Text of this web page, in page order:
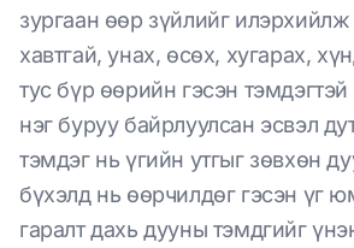
зургаан өөр зүйлийг
хавтгай, унах, өсөх, хугарах,
тус бүр өөрийн гэсэн
нэг буруу байрлуулсан эсвэл
тэмдэг нь үгийн утгыг зөвхөн
бүхэлд нь өөрчилдөг гэсэн үг
гаралт дахь дууны тэмдгийг